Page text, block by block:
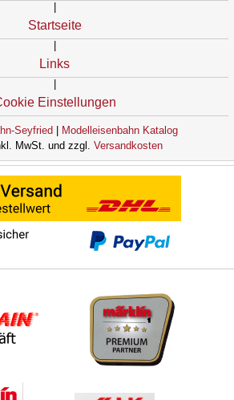
Startseite
Links
Einstellungen
Seyfried
Modelleisenbahn Katalog
MwSt. und zzgl. Versandkosten